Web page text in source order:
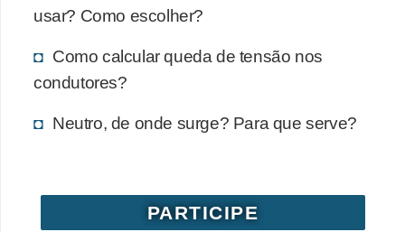
usar? Como escolher?
Como calcular queda de tensão nos
condutores?
Neutro, de onde surge? Para que serve?
PARTICIPE
–
E
l
r